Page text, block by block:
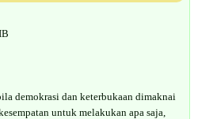
demokrasi dan keterbukaan dimaknai
untuk melakukan apa saja,